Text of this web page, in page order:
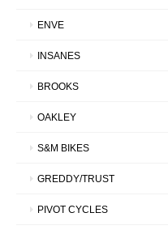
ENVE
INSANES
BROOKS
OAKLEY
S&M BIKES
GREDDY/TRUST
PIVOT CYCLES